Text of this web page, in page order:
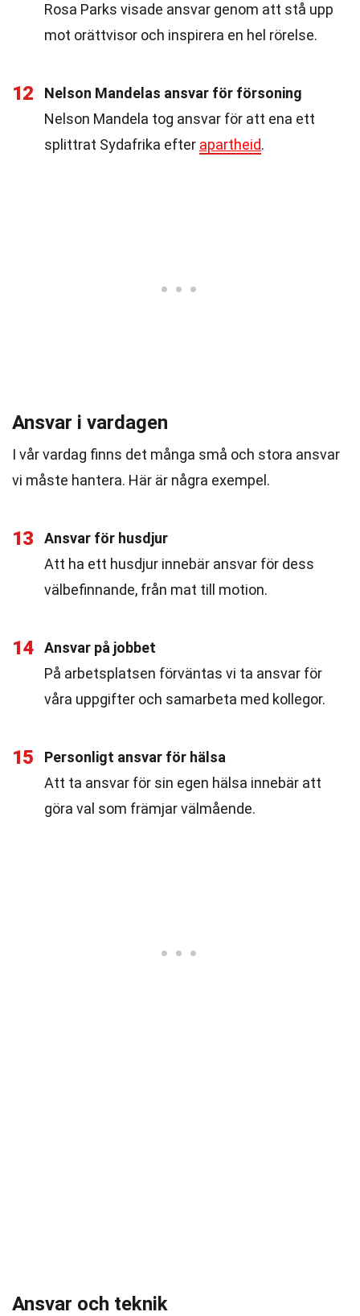
Rosa Parks visade ansvar genom att stå upp
mot orättvisor och inspirera en hel rörelse.
12
Nelson Mandelas ansvar för försoning
Nelson Mandela tog ansvar för att ena ett
splittrat Sydafrika efter apartheid.
Ansvar i vardagen
I vår vardag finns det många små och stora ansvar
vi måste hantera. Här är några exempel.
13
Ansvar för husdjur
Att ha ett husdjur innebär ansvar för dess
välbefinnande, från mat till motion.
14
Ansvar på jobbet
På arbetsplatsen förväntas vi ta ansvar för
våra uppgifter och samarbeta med kollegor.
15
Personligt ansvar för hälsa
Att ta ansvar för sin egen hälsa innebär att
göra val som främjar välmående.
Ansvar och teknik